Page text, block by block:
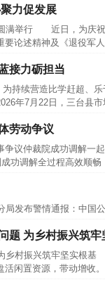
力促发展
满举行 近日，为庆祝
论述精神及《退役军
接力砺担当
续营造比学赶超、乐
年7月22日，三台县
劳动争议
议仲裁院成功调解一起
功调解全过程高效顺畅
发布警情通报：中国
题 为乡村振兴筑牢
乡村振兴筑牢坚实根
闲置资源，带动增收